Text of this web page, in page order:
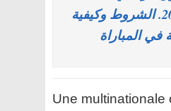
الاجتماعي 2021. الشروط وكيفية
في المباراة
Une multinationale